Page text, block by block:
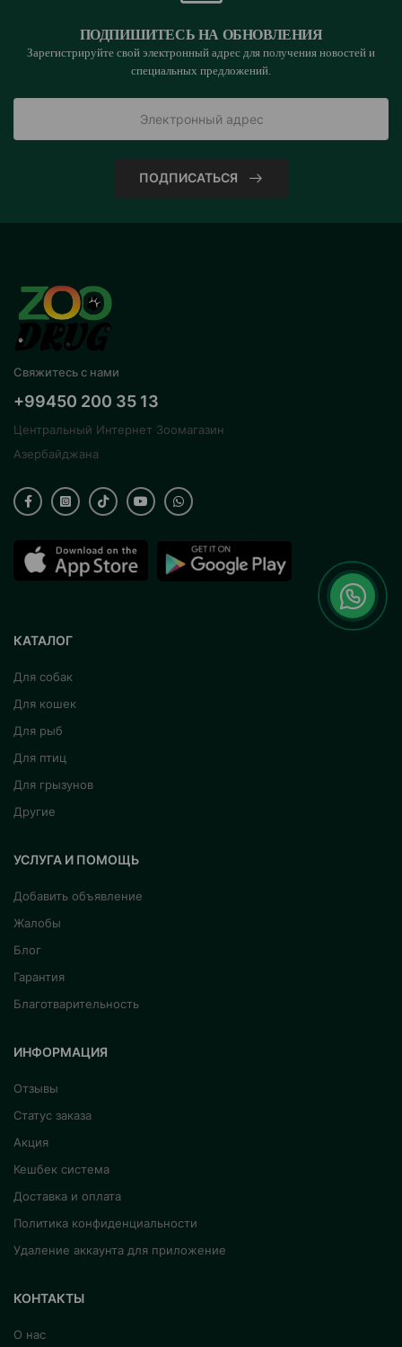
ПОДПИШИТЕСЬ НА ОБНОВЛЕНИЯ
Зарегистрируйте свой электронный адрес для получения новостей и
специальных предложений.
ПОДПИСАТЬСЯ
Свяжитесь с нами
+99450 200 35 13
Центральный Интернет Зоомагазин
Азербайджана
КАТАЛОГ
Для собак
Для кошек
Для рыб
Для птиц
Для грызунов
Другие
УСЛУГА И ПОМОЩЬ
Добавить объявление
Жалобы
Блог
Гарантия
Благотварительность
ИНФОРМАЦИЯ
Отзывы
Статус заказа
Акция
Кешбек система
Доставка и оплата
Политика конфиденциальности
Удаление аккаунта для приложение
КОНТАКТЫ
О нас